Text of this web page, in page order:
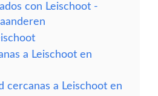
con Leischoot -
a Leischoot en
cercanas a Leischoot en